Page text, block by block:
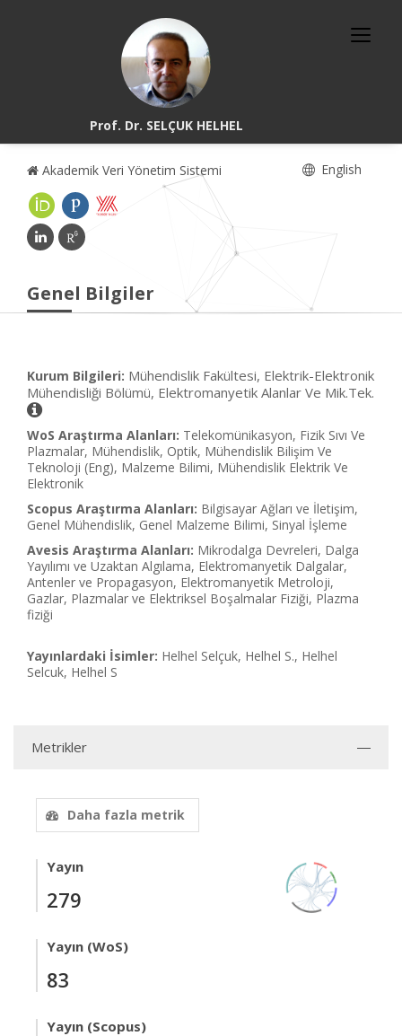
Prof. Dr. SELÇUK HELHEL
Akademik Veri Yönetim Sistemi English
Genel Bilgiler
Kurum Bilgileri: Mühendislik Fakültesi, Elektrik-Elektronik
Mühendisliği Bölümü, Elektromanyetik Alanlar Ve Mik.Tek.
WoS Araştırma Alanları: Telekomünikasyon, Fizik Sıvı Ve
Plazmalar, Mühendislik, Optik, Mühendislik Bilişim Ve
Teknoloji (Eng), Malzeme Bilimi, Mühendislik Elektrik Ve
Elektronik
Scopus Araştırma Alanları: Bilgisayar Ağları ve İletişim,
Genel Mühendislik, Genel Malzeme Bilimi, Sinyal İşleme
Avesis Araştırma Alanları: Mikrodalga Devreleri, Dalga
Yayılımı ve Uzaktan Algılama, Elektromanyetik Dalgalar,
Antenler ve Propagasyon, Elektromanyetik Metroloji,
Gazlar, Plazmalar ve Elektriksel Boşalmalar Fiziği, Plazma
fiziği
Yayınlardaki İsimler: Helhel Selçuk, Helhel S., Helhel
Selcuk, Helhel S
Metrikler
Daha fazla metrik
Yayın
279
Yayın (WoS)
83
Yayın (Scopus)